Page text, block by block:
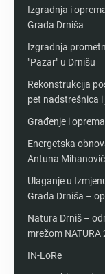
Izgradnja i
Grada Drniša
Izgradnja
"Pazar" u Drnišu
Rekonstrukcija
pet nadstrešnica
Građenje i
Energetska
Antuna
Ulaganje u
Grada Drniša –
Natura Drniš –
mrežom NATURA
IN-LoRe